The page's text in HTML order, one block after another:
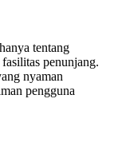
tentang
penunjang.
nyaman
pengguna